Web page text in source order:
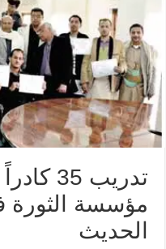
تدريب
مؤسسة الثورة
الحديث